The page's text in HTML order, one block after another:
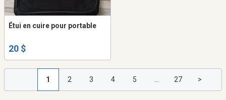
Étui en cuire pour portable
20 $
1 2 3 4 5 ... 27 >